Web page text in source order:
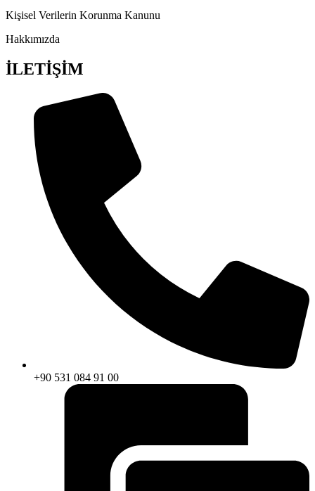
Kişisel Verilerin Korunma Kanunu
Hakkımızda
İLETİŞİM
+90 531 084 91 00